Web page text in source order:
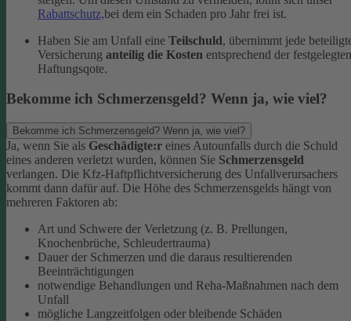
Rabattschutz,bei dem ein Schaden pro Jahr frei ist.
Haben Sie am Unfall eine Teilschuld, übernimmt jede
Versicherung anteilig die Kosten entsprechend der festgelegten
Haftungsqote.
Bekomme ich Schmerzensgeld? Wenn ja, wie viel?
Bekomme ich Schmerzensgeld? Wenn ja, wie viel?
Ja, wenn Sie als Geschädigte:r eines Autounfalls durch die Schuld
eines anderen verletzt wurden, können Sie Schmerzensgeld
verlangen. Die Kfz-Haftpflichtversicherung des Unfallverursachers
kommt dann dafür auf. Die Höhe des Schmerzensgelds hängt von
mehreren Faktoren ab:
Art und Schwere der Verletzung (z. B. Prellungen,
Knochenbrüche, Schleudertrauma)
Dauer der Schmerzen und die daraus resultierenden
Beeinträchtigungen
notwendige Behandlungen und Reha-Maßnahmen nach dem
Unfall
mögliche Langzeitfolgen oder bleibende Schäden